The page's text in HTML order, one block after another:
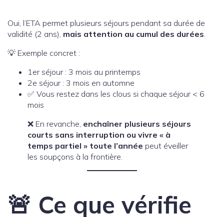
Oui, l’ETA permet plusieurs séjours pendant sa durée de
validité (2 ans), mais attention au cumul des durées.
💡 Exemple concret :
1er séjour : 3 mois au printemps
2e séjour : 3 mois en automne
✅ Vous restez dans les clous si chaque séjour < 6
mois
❌ En revanche, enchaîner plusieurs séjours
courts sans interruption ou vivre « à
temps partiel » toute l’année peut éveiller
les soupçons à la frontière.
🚨 Ce que vérifie